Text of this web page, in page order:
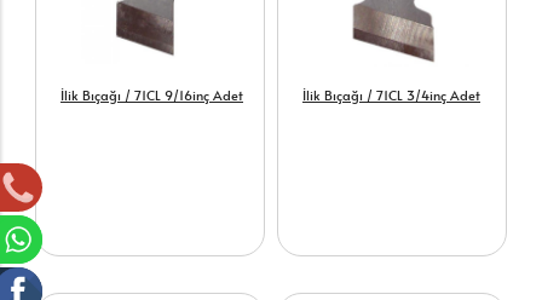
İlik Bıçağı / 71CL 9/16inç Adet İlik Bıçağı / 71CL 3/4inç Adet